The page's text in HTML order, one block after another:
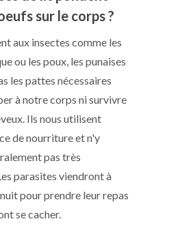
sur le corps ?
aux insectes comme les
ou les poux, les punaises
les pattes nécessaires
à notre corps ni survivre
Ils nous utilisent
de nourriture et n'y
pas très
parasites viendront à
pour prendre leur repas
se cacher.